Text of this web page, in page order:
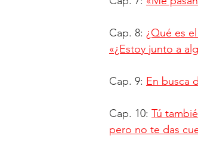
Cap. 8: ¿Qué es
«¿Estoy junto a
Cap. 9: En busca
Cap. 10: Tú
pero no te das